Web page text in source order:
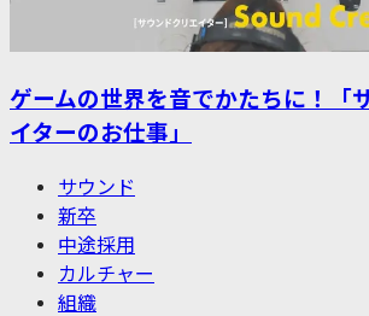
ゲームの世界を音でかたちに！「
イターのお仕事」
サウンド
新卒
中途採用
カルチャー
組織